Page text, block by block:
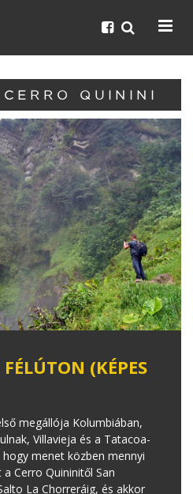
QUININI
(KÉPES
megállója Kolumbiában,
Villavieja és a Tatacoa-
menet közben mennyi
Cerro Quininitől San
La Chorreráig, és akkor